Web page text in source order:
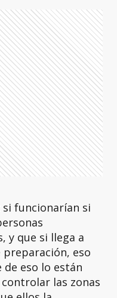
si funcionarían si
y que si llega a
eso
eso lo están
las zonas